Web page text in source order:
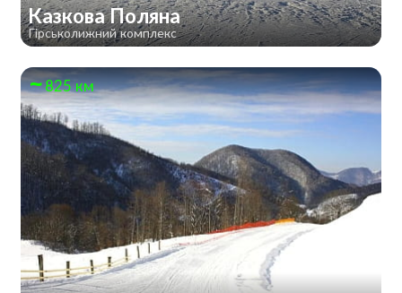
Казкова Поляна
Гірськолижний комплекс
825 км